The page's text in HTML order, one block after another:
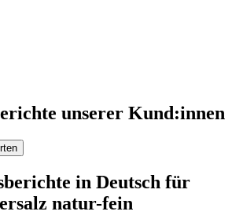
unserer Kund:innen
in Deutsch für
natur-fein